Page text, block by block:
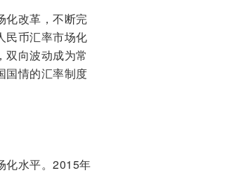
化改革，不断完
民币汇率市场化
双向波动成为常
国情的汇率制度
化水平。2015年